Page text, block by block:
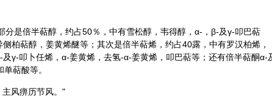
分是倍半萜醇，约占50％，中有雪松醇，韦得醇，α-，β-及γ-叩巴萜
柏萜醇， 姜黄烯醚等；其次是倍半萜烯，约占40露，中有罗汉柏烯，
γ-叩卜任烯，α-姜黄烯，去氢-α-姜黄烯，叩巴萜等；还有倍半萜酮α-
萜酸等。
主风痹历节风。"